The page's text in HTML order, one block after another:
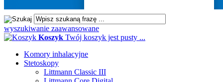
wyszukiwanie zaawansowane
Koszyk Twój koszyk jest pusty ...
Komory inhalacyjne
Stetoskopy
Littmann Classic III